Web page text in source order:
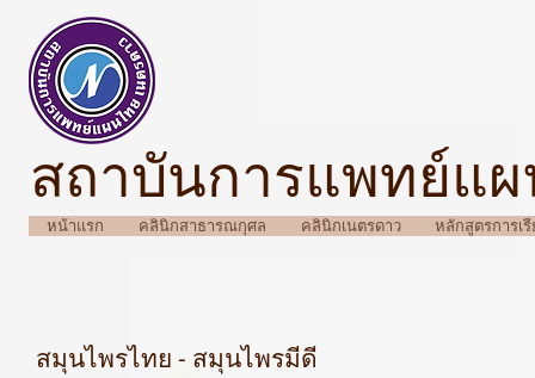
สถาบันการแพทย์แ
หน้าแรก คลินิกสาธารณกุศล คลินิกเนตรดาว หลักสูตรการเ
สมุนไพรไทย - สมุนไพรมีดี